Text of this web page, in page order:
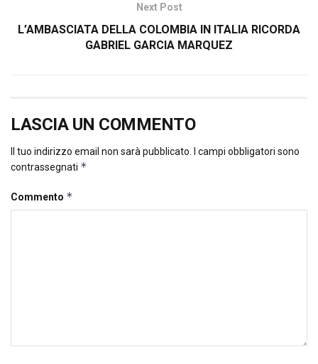
Next Post
L’AMBASCIATA DELLA COLOMBIA IN ITALIA RICORDA
GABRIEL GARCIA MARQUEZ
LASCIA UN COMMENTO
Il tuo indirizzo email non sarà pubblicato.
I campi obbligatori sono
contrassegnati *
Commento *